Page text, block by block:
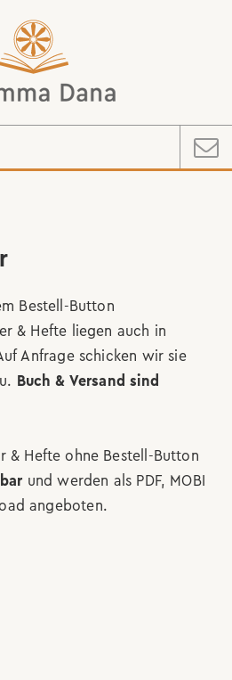
Bestell-Button
& Hefte liegen auch in
Anfrage schicken wir sie
Buch & Versand sind
& Hefte ohne Bestell-Button
und werden als PDF, MOBI
angeboten.